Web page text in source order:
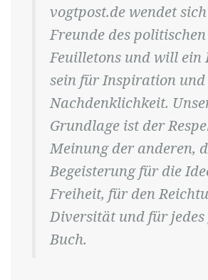
vogtpost.de wendet
Freunde des politischen
Feuilletons und will ein
sein für Inspiration und
Nachdenklichkeit.
Grundlage ist der
Meinung der anderen,
Begeisterung für die
Freiheit, für den
Diversität und für jedes
Buch.